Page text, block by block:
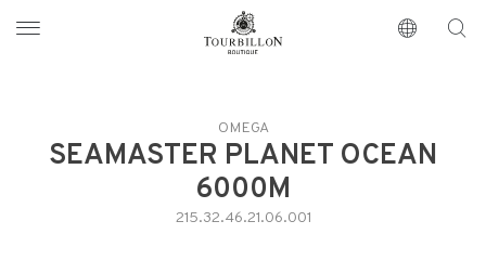
https://www.tourbillon.com/es
OMEGA
SEAMASTER PLANET OCEAN
6000M
215.32.46.21.06.001